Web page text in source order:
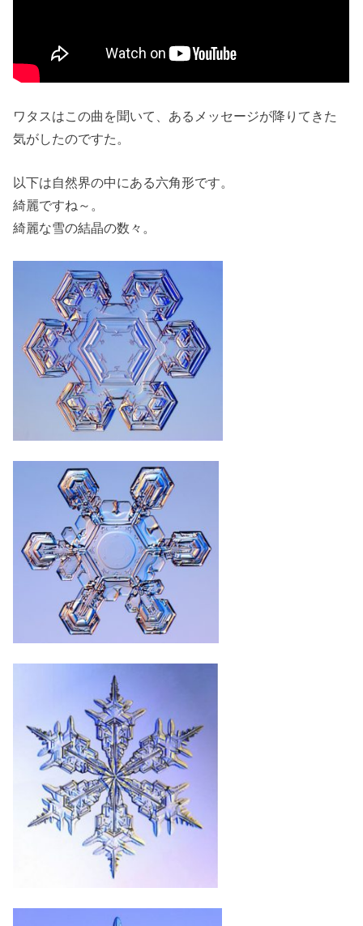
ワタスはこの曲を聞いて、あるメッセージが降りてきた
気がしたのですた。
以下は自然界の中にある六角形です。
綺麗ですね～。
綺麗な雪の結晶の数々。